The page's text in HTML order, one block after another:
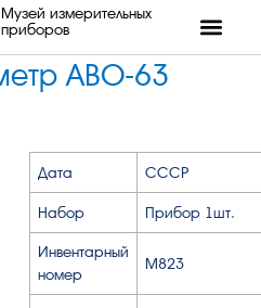
Музей измерительных
приборов
АВО-63
Дата СССР
Набор Прибор 1шт.
Инвентарный
номер
М823